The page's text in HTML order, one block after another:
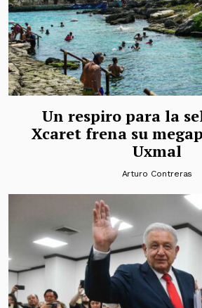
Un respiro para la
Xcaret frena su
Uxmal
Arturo Contreras